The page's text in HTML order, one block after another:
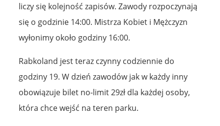
liczy się kolejność zapisów. Zawody rozpoczynają
się o godzinie 14:00. Mistrza Kobiet i Mężczyzn
wyłonimy około godziny 16:00.
Rabkoland jest teraz czynny codziennie do
godziny 19. W dzień zawodów jak w każdy inny
obowiązuje bilet no-limit 29zł dla każdej osoby,
która chce wejść na teren parku.